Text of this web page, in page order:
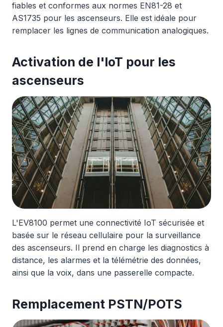
fiables et conformes aux normes EN81-28 et
AS1735 pour les ascenseurs. Elle est idéale pour
remplacer les lignes de communication analogiques.
Activation de l'IoT pour les
ascenseurs
L'EV8100 permet une connectivité IoT sécurisée et
basée sur le réseau cellulaire pour la surveillance
des ascenseurs. Il prend en charge les diagnostics à
distance, les alarmes et la télémétrie des données,
ainsi que la voix, dans une passerelle compacte.
Remplacement PSTN/POTS